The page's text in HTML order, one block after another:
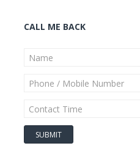
CALL ME BACK